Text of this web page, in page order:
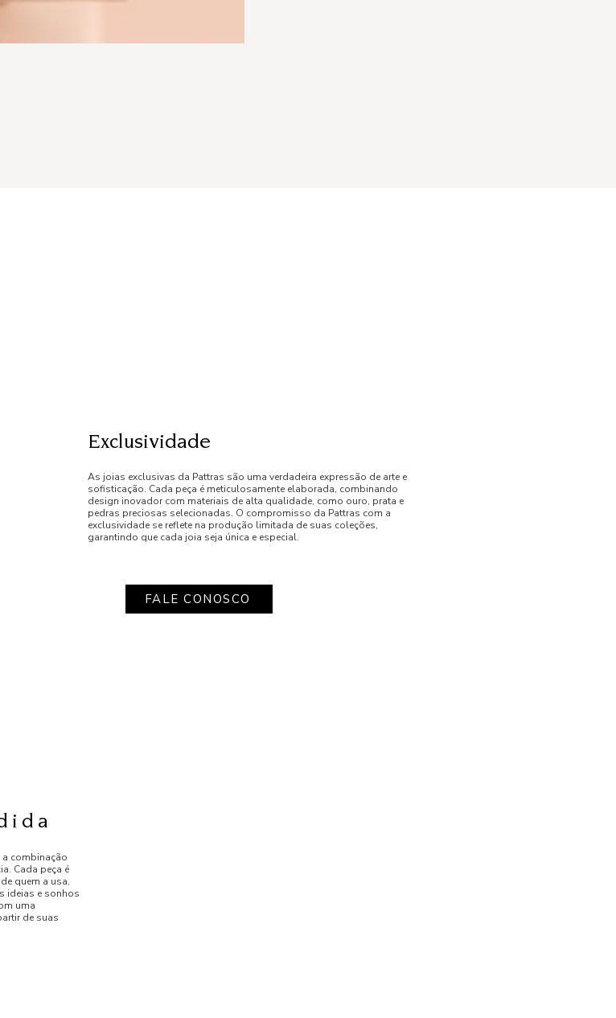
Exclusividade
As joias exclusivas da Pattras são uma verdadeira expressão de arte e
sofisticação. Cada peça é meticulosamente elaborada, combinando
design inovador com materiais de alta qualidade, como ouro, prata e
pedras preciosas selecionadas. O compromisso da Pattras com a
exclusividade se reflete na produção limitada de suas coleções,
garantindo que cada joia seja única e especial.
FALE CONOSCO
combinação
Cada peça é
quem a usa,
ideias e sonhos
uma
de suas